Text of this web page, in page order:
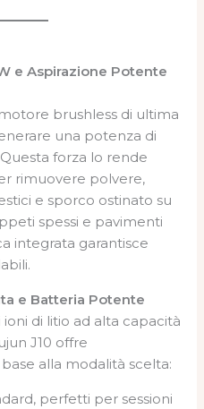
e Aspirazione Potente
brushless di ultima
una potenza di
Questa forza lo rende
rimuovere polvere,
e sporco ostinato su
spessi e pavimenti
integrata garantisce
e Batteria Potente
di litio ad alta capacità
J10 offre
alla modalità scelta:
perfetti per sessioni